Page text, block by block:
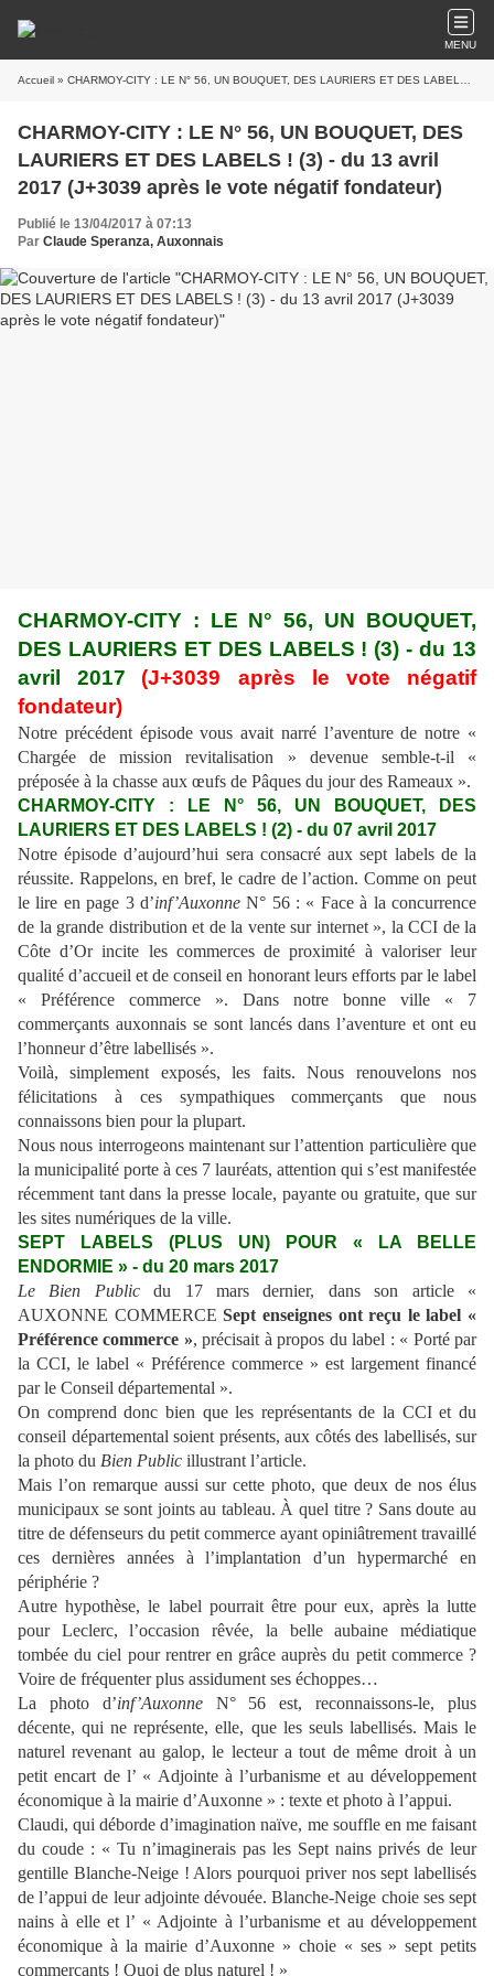
MENU
Accueil » CHARMOY-CITY : LE N° 56, UN BOUQUET, DES LAURIERS ET DES LABELS ! (3) - du 13 avril 2017 (J+3039 après le vote négatif fondateur)
CHARMOY-CITY : LE N° 56, UN BOUQUET, DES
LAURIERS ET DES LABELS ! (3) - du 13 avril
2017 (J+3039 après le vote négatif fondateur)
Publié le 13/04/2017 à 07:13
Par Claude Speranza, Auxonnais
CHARMOY-CITY : LE N° 56, UN BOUQUET,
DES LAURIERS ET DES LABELS ! (3) - du 13
avril 2017
(J+3039 après le vote négatif
fondateur)
Notre précédent épisode vous avait narré l’aventure de notre «
Chargée de mission revitalisation » devenue semble-t-il «
préposée à la chasse aux œufs de Pâques du jour des Rameaux ».
CHARMOY-CITY : LE N° 56, UN BOUQUET, DES
LAURIERS ET DES LABELS ! (2) - du 07 avril 2017
Notre épisode d’aujourd’hui sera consacré aux sept labels de la
réussite. Rappelons, en bref, le cadre de l’action. Comme on peut
le lire en page 3 d’inf’AuxonneN° 56 : « Face à la concurrence
de la grande distribution et de la vente sur internet », la CCI de la
Côte d’Or incite les commerces de proximité à valoriser leur
qualité d’accueil et de conseil en honorant leurs efforts par le label
« Préférence commerce ». Dans notre bonne ville « 7
commerçants auxonnais se sont lancés dans l’aventure et ont eu
l’honneur d’être labellisés ».
Voilà, simplement exposés, les faits. Nous renouvelons nos
félicitations à ces sympathiques commerçants que nous
connaissons bien pour la plupart.
Nous nous interrogeons maintenant sur l’attention particulière que
la municipalité porte à ces 7 lauréats, attention qui s’est manifestée
récemment tant dans la presse locale, payante ou gratuite, que sur
les sites numériques de la ville.
SEPT LABELS (PLUS UN) POUR « LA BELLE
ENDORMIE » - du 20 mars 2017
Le Bien Publicdu 17 mars dernier, dans son article «
AUXONNE COMMERCESept enseignes ont reçu le label «
Préférence commerce », précisait à propos du label : « Porté par
la CCI, le label « Préférence commerce » est largement financé
par le Conseil départemental ».
On comprend donc bien que les représentants de la CCI et du
conseil départemental soient présents, aux côtés des labellisés, sur
la photo du Bien Public illustrant l’article.
Mais l’on remarque aussi sur cette photo, que deux de nos élus
municipaux se sont joints au tableau. À quel titre ? Sans doute au
titre de défenseurs du petit commerce ayant opiniâtrement travaillé
ces dernières années à l’implantation d’un hypermarché en
périphérie ?
Autre hypothèse, le label pourrait être pour eux, après la lutte
pour Leclerc, l’occasion rêvée, la belle aubaine médiatique
tombée du ciel pour rentrer en grâce auprès du petit commerce ?
Voire de fréquenter plus assidument ses échoppes…
La photo d’inf’AuxonneN° 56 est, reconnaissons-le, plus
décente, qui ne représente, elle, que les seuls labellisés. Mais le
naturel revenant au galop, le lecteur a tout de même droit à un
petit encart de l’ « Adjointe à l’urbanisme et au développement
économique à la mairie d’Auxonne » : texte et photo à l’appui.
Claudi, qui déborde d’imagination naïve, me souffle en me faisant
du coude : « Tu n’imaginerais pas les Sept nains privés de leur
gentille Blanche-Neige ! Alors pourquoi priver nos sept labellisés
de l’appui de leur adjointe dévouée. Blanche-Neige choie ses sept
nains à elle et l’ « Adjointe à l’urbanisme et au développement
économique à la mairie d’Auxonne » choie « ses » sept petits
commerçants ! Quoi de plus naturel ! »